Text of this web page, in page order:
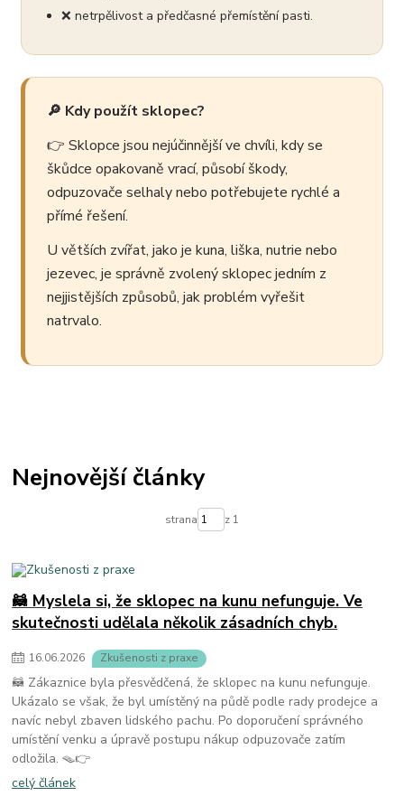
❌ netrpělivost a předčasné přemístění pasti.
🔎 Kdy použít sklopec?
👉 Sklopce jsou nejúčinnější ve chvíli, kdy se
škůdce opakovaně vrací, působí škody,
odpuzovače selhaly nebo potřebujete rychlé a
přímé řešení.
U větších zvířat, jako je kuna, liška, nutrie nebo
jezevec, je správně zvolený sklopec jedním z
nejjistějších způsobů, jak problém vyřešit
natrvalo.
Nejnovější články
strana z 1
🦝 Myslela si, že sklopec na kunu nefunguje. Ve
skutečnosti udělala několik zásadních chyb.
16.06.2026 Zkušenosti z praxe
🦝 Zákaznice byla přesvědčená, že sklopec na kunu nefunguje.
Ukázalo se však, že byl umístěný na půdě podle rady prodejce a
navíc nebyl zbaven lidského pachu. Po doporučení správného
umístění venku a úpravě postupu nákup odpuzovače zatím
odložila. 🪤👉
celý článek